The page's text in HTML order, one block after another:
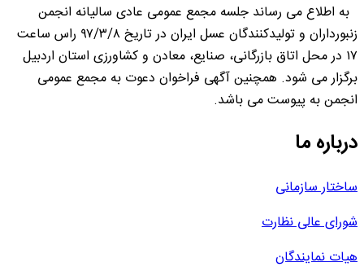
به اطلاع می رساند جلسه مجمع عمومی عادی سالیانه انجمن
زنبورداران و تولیدکنندگان عسل ایران در تاریخ ۹۷/۳/۸ راس ساعت
۱۷ در محل اتاق بازرگانی، صنایع، معادن و کشاورزی استان اردبیل
برگزار می شود. همچنین آگهی فراخوان دعوت به مجمع عمومی
انجمن به پیوست می باشد.
درباره ما
ساختار سازمانی
شورای عالی نظارت
هیات نمایندگان